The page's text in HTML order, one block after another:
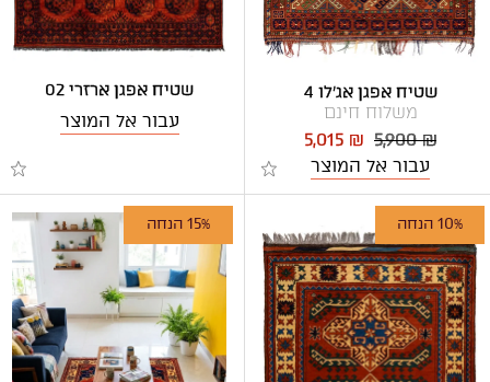
שטיח אפגן אג'לו 4
משלוח חינם
5,900 ₪
5,015 ₪
עבור אל המוצר
שטיח אפגן ארזרי 02
עבור אל המוצר
10% הנחה 15% הנחה